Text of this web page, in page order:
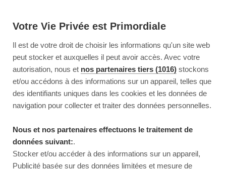
Votre Vie Privée est Primordiale
Il est de votre droit de choisir les informations qu'un site web
peut stocker et auxquelles il peut avoir accès. Avec votre
autorisation, nous et nos partenaires tiers (1016) stockons
et/ou accédons à des informations sur un appareil, telles que
des identifiants uniques dans les cookies et les données de
navigation pour collecter et traiter des données personnelles.
Nous et nos partenaires effectuons le traitement de
données suivant:.
Stocker et/ou accéder à des informations sur un appareil,
Publicité basée sur des données limitées et mesure de